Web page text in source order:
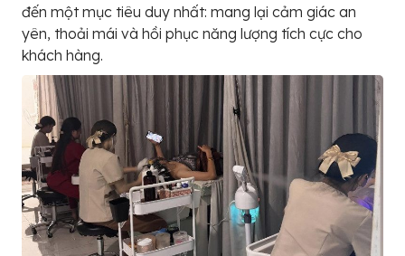
đến một mục tiêu duy nhất: mang lại cảm giác an
yên, thoải mái và hồi phục năng lượng tích cực cho
khách hàng.